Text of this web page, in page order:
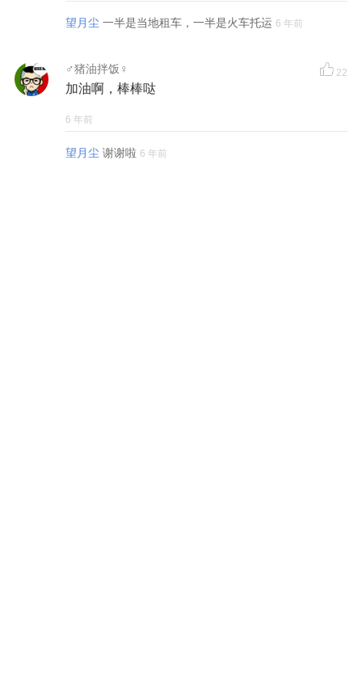
望月尘 一半是当地租车，一半是火车托运 6 年前
♂猪油拌饭♀ 22
加油啊，棒棒哒
6 年前
望月尘 谢谢啦 6 年前